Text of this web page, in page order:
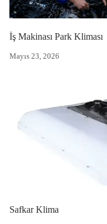
Mayıs 23, 2026
İş Makinası Park Kliması
Safkar Klima